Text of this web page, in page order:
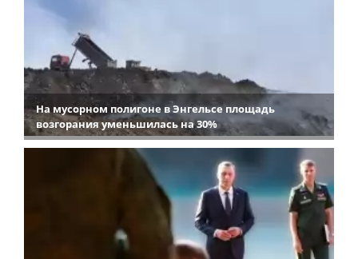
На мусорном полигоне в Энгельсе площадь
возгорания уменьшилась на 30%